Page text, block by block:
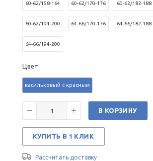
60-62/158-164 60-62/170-176 60-62/182-188
60-62/194-200 64-66/170-176 64-66/182-188
64-66/194-200
Цвет
васильковый с красным
В КОРЗИНУ
КУПИТЬ В 1 КЛИК
Рассчитать доставку